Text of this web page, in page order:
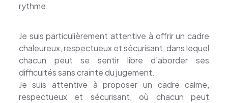
rythme.
Je suis particulièrement attentive à offrir un cadre
chaleureux, respectueux et sécurisant, dans lequel
chacun peut se sentir libre d’aborder ses
difficultés sans crainte du jugement.
Je suis attentive à proposer un cadre calme,
respectueux et sécurisant, où chacun peut